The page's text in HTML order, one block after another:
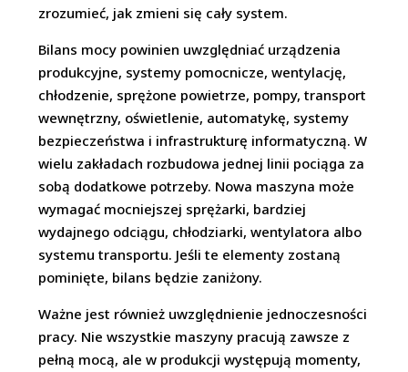
zrozumieć, jak zmieni się cały system.
Bilans mocy powinien uwzględniać urządzenia
produkcyjne, systemy pomocnicze, wentylację,
chłodzenie, sprężone powietrze, pompy, transport
wewnętrzny, oświetlenie, automatykę, systemy
bezpieczeństwa i infrastrukturę informatyczną. W
wielu zakładach rozbudowa jednej linii pociąga za
sobą dodatkowe potrzeby. Nowa maszyna może
wymagać mocniejszej sprężarki, bardziej
wydajnego odciągu, chłodziarki, wentylatora albo
systemu transportu. Jeśli te elementy zostaną
pominięte, bilans będzie zaniżony.
Ważne jest również uwzględnienie jednoczesności
pracy. Nie wszystkie maszyny pracują zawsze z
pełną mocą, ale w produkcji występują momenty,